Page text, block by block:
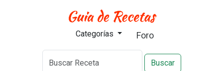
Categorías Foro
Buscar